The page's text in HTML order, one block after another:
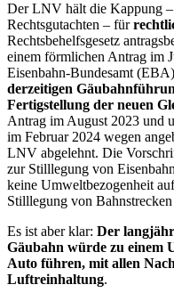
Der LNV hält die Kappung –
Rechtsgutachten – für
Rechtsbehelfsgesetz
einem förmlichen Antrag im
Eisenbahn-Bundesamt
derzeitigen
Fertigstellung der neuen
Antrag im August 2023 und
im Februar 2024 wegen
LNV abgelehnt. Die
zur Stilllegung von
keine Umweltbezogenheit
Stilllegung von
Es ist aber klar: Der
Gäubahn würde zu einem
Auto führen, mit allen
Luftreinhaltung.